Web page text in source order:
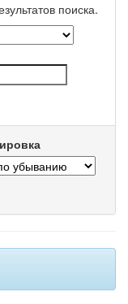
поиска.